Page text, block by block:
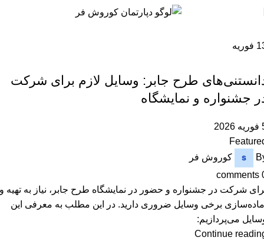
فوریه
طرح جابر: وسایل لازم برای شرکت
جشنواره و نمایشگاه
کوروش فر
comments
شرکت در جشنواره و حضور در نمایشگاه طرح جابر، نیاز به تهیه و
برخی وسایل ضروری دارید. در این مطلب به معرفی این
می‌پردازیم:
Continue